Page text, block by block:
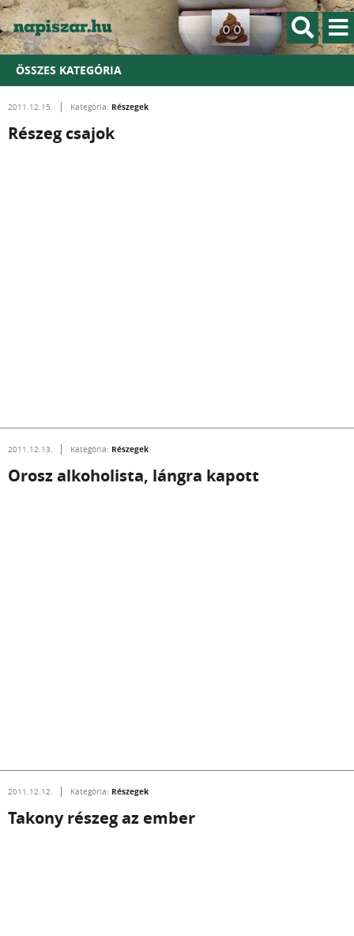
ÖSSZES KATEGÓRIA
2011.12.15. Kategória: Részegek
Részeg csajok
2011.12.13. Kategória: Részegek
Orosz alkoholista, lángra kapott
2011.12.12. Kategória: Részegek
Takony részeg az ember